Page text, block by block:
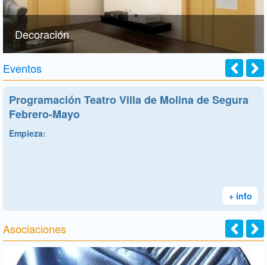
Decoración
Eventos
Programación Teatro Villa de Molina de Segura
Febrero-Mayo
Empieza:
+ info
Asociaciones